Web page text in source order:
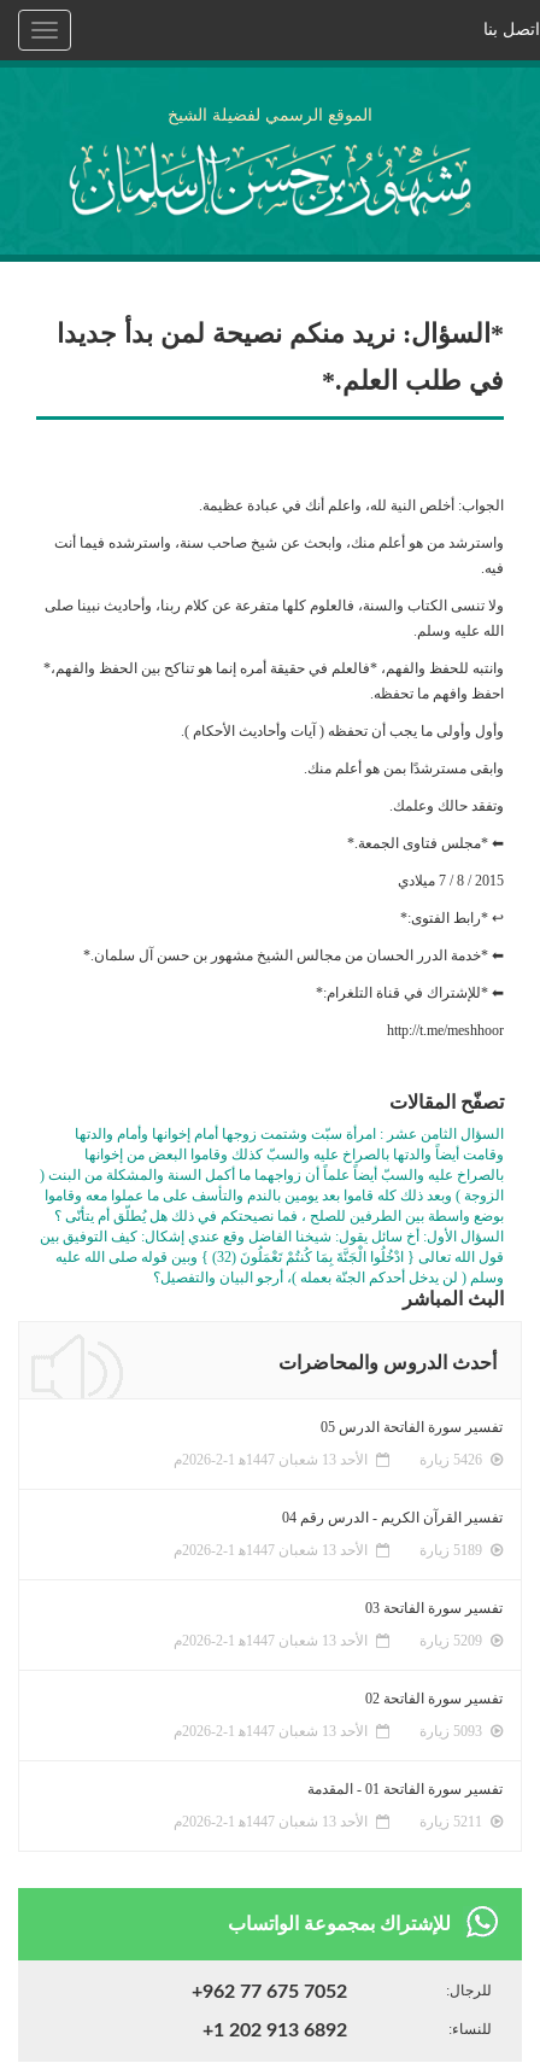
Toggle
اتصل بنا
الموقع الرسمي لفضيلة الشيخ
*السؤال: نريد منكم نصيحة لمن بدأ جديدا
في طلب العلم.*
الجواب: أخلص النية لله، واعلم أنك في عبادة عظيمة.
واسترشد من هو أعلم منك، وابحث عن شيخ صاحب سنة، واسترشده فيما أنت
فيه.
ولا تنسى الكتاب والسنة، فالعلوم كلها متفرعة عن كلام ربنا، وأحاديث نبينا صلى
الله عليه وسلم.
وانتبه للحفظ والفهم، *فالعلم في حقيقة أمره إنما هو تناكح بين الحفظ والفهم،*
احفظ وافهم ما تحفظه.
وأول وأولى ما يجب أن تحفظه ( آيات وأحاديث الأحكام ).
وابقى مسترشدًا بمن هو أعلم منك.
وتفقد حالك وعلمك.
⬅ *مجلس فتاوى الجمعة.*
2015 / 8 / 7 ميلادي
↩ *رابط الفتوى:*
⬅ *خدمة الدرر الحسان من مجالس الشيخ مشهور بن حسن آل سلمان.*
⬅ *للإشتراك في قناة التلغرام:*
http://t.me/meshhoor
تصفّح المقالات
السؤال الثامن عشر : امرأة سبّت وشتمت زوجها أمام إخوانها وأمام والدتها
وقامت أيضاً والدتها بالصراخ عليه والسبّ كذلك وقاموا البعض من إخوانها
بالصراخ عليه والسبّ أيضاً علماً أن زواجهما ما أكمل السنة والمشكلة من البنت (
الزوجة ) وبعد ذلك كله قاموا بعد يومين بالندم والتأسف على ما عملوا معه وقاموا
بوضع واسطة بين الطرفين للصلح ، فما نصيحتكم في ذلك هل يُطلّق أم يتأنّى ؟
السؤال الأول: أخ سائل يقول: شيخنا الفاضل وقع عندي إشكال: كيف التوفيق بين
قول الله تعالى { ادْخُلُوا الْجَنَّةَ بِمَا كُنتُمْ تَعْمَلُونَ (32) } وبين قوله صلى الله عليه
وسلم ( لن يدخل أحدكم الجنّة بعمله )، أرجو البيان والتفصيل؟
البث المباشر
أحدث الدروس والمحاضرات
تفسير سورة الفاتحة الدرس 05
الأحد 13 شعبان 1447ﻫ 1-2-2026م
تفسير القرآن الكريم - الدرس رقم 04
الأحد 13 شعبان 1447ﻫ 1-2-2026م
تفسير سورة الفاتحة 03
الأحد 13 شعبان 1447ﻫ 1-2-2026م
تفسير سورة الفاتحة 02
الأحد 13 شعبان 1447ﻫ 1-2-2026م
تفسير سورة الفاتحة 01 - المقدمة
الأحد 13 شعبان 1447ﻫ 1-2-2026م
للإشتراك بمجموعة الواتساب
للرجال: +962 77 675 7052
للنساء: +1 202 913 6892